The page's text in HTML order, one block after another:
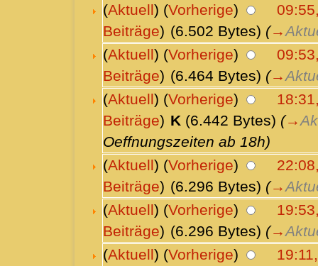
(Aktuell) (Vorherige)
Beiträge) (6.502 Bytes) (→
(Aktuell) (Vorherige)
Beiträge) (6.464 Bytes) (→
(Aktuell) (Vorherige)
Beiträge) K (6.442 Bytes) (→
Oeffnungszeiten ab 18h)
(Aktuell) (Vorherige)
Beiträge) (6.296 Bytes) (→
(Aktuell) (Vorherige)
Beiträge) (6.296 Bytes) (→
(Aktuell) (Vorherige)